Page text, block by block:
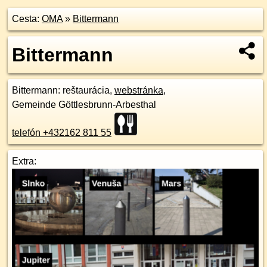
Cesta: OMA» Bittermann
Bittermann
Bittermann: reštaurácia, webstránka,
Gemeinde Göttlesbrunn-Arbesthal
telefón +432162 811 55
Extra: